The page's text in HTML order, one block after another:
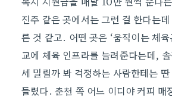
진주 같은 곳에서는 그런 걸 한다는
른 것 같고. 어떤 곳은 ‘움직이는 체
교에 체육 인프라를 늘려준다는데,
세 밀릴까 봐 걱정하는 사람한테는
들렸다. 춘천 쪽 어느 이디야 커피